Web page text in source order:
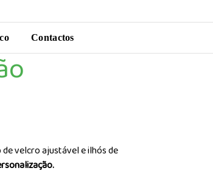
Contactos
de velcro ajustável e ilhós de